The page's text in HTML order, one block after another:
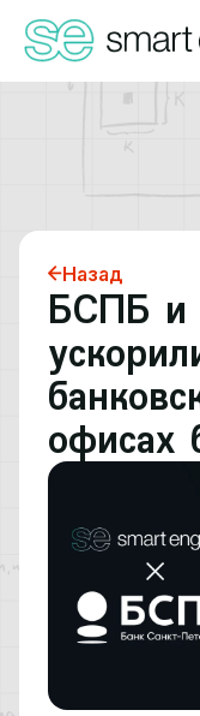
Назад
БСПБ и
офисах